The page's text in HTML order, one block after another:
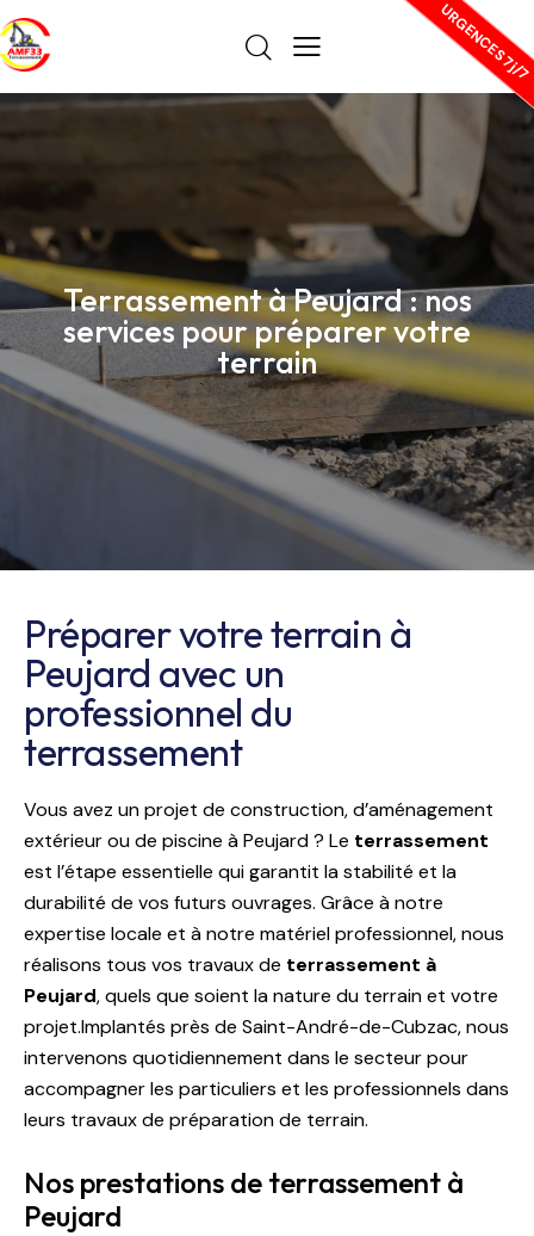
Terrassement à Peujard : nos
services pour préparer votre
terrain
Préparer votre terrain à
Peujard avec un
professionnel du
terrassement
Vous avez un projet de construction, d’aménagement
extérieur ou de piscine à Peujard ? Le terrassement
est l’étape essentielle qui garantit la stabilité et la
durabilité de vos futurs ouvrages. Grâce à notre
expertise locale et à notre matériel professionnel, nous
réalisons tous vos travaux de terrassement à
Peujard, quels que soient la nature du terrain et votre
projet.Implantés près de Saint-André-de-Cubzac, nous
intervenons quotidiennement dans le secteur pour
accompagner les particuliers et les professionnels dans
leurs travaux de préparation de terrain.
Nos prestations de terrassement à
Peujard
URGENCES 7j/7